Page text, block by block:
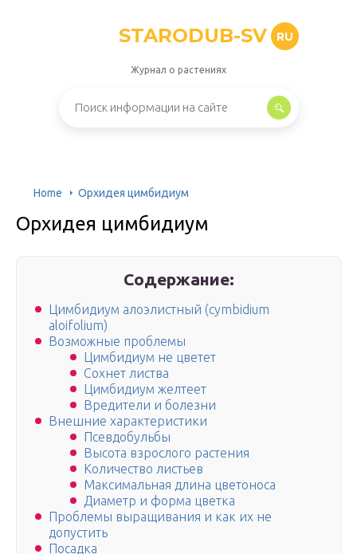
STARODUB-SV RU
Журнал о растениях
Home Орхидея цимбидиум
Орхидея цимбидиум
Содержание:
Цимбидиум алоэлистный (cymbidium
aloifolium)
Возможные проблемы
Цимбидиум не цветет
Сохнет листва
Цимбидиум желтеет
Вредители и болезни
Внешние характеристики
Псевдобульбы
Высота взрослого растения
Количество листьев
Максимальная длина цветоноса
Диаметр и форма цветка
Проблемы выращивания и как их не
допустить
Посадка